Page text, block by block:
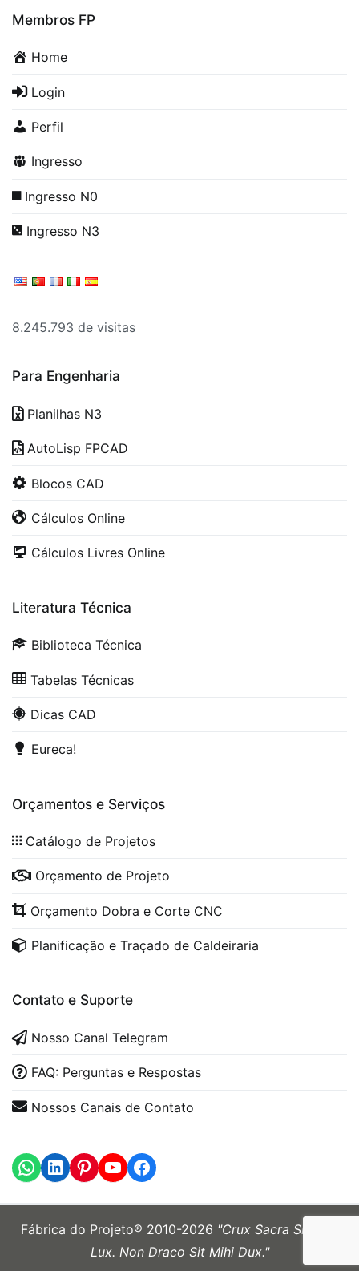
Membros FP
Home
Login
Perfil
Ingresso
Ingresso N0
Ingresso N3
8.245.793 de visitas
Para Engenharia
Planilhas N3
AutoLisp FPCAD
Blocos CAD
Cálculos Online
Cálculos Livres Online
Literatura Técnica
Biblioteca Técnica
Tabelas Técnicas
Dicas CAD
Eureca!
Orçamentos e Serviços
Catálogo de Projetos
Orçamento de Projeto
Orçamento Dobra e Corte CNC
Planificação e Traçado de Caldeiraria
Contato e Suporte
Nosso Canal Telegram
FAQ: Perguntas e Respostas
Nossos Canais de Contato
WhatsApp
LinkedInhttps://
Fábrica do Projeto® 2010-2026 "Crux Sacra Sit Mihi
Lux. Non Draco Sit Mihi Dux."